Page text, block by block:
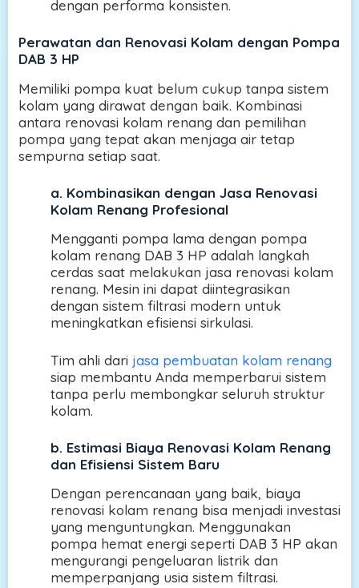
dengan performa konsisten.
Perawatan dan Renovasi Kolam dengan Pompa
DAB 3 HP
Memiliki pompa kuat belum cukup tanpa sistem
kolam yang dirawat dengan baik. Kombinasi
antara renovasi kolam renang dan pemilihan
pompa yang tepat akan menjaga air tetap
sempurna setiap saat.
a. Kombinasikan dengan Jasa Renovasi
Kolam Renang Profesional
Mengganti pompa lama dengan pompa
kolam renang DAB 3 HP adalah langkah
cerdas saat melakukan jasa renovasi kolam
renang. Mesin ini dapat diintegrasikan
dengan sistem filtrasi modern untuk
meningkatkan efisiensi sirkulasi.
Tim ahli dari jasa pembuatan kolam renang
siap membantu Anda memperbarui sistem
tanpa perlu membongkar seluruh struktur
kolam.
b. Estimasi Biaya Renovasi Kolam Renang
dan Efisiensi Sistem Baru
Dengan perencanaan yang baik, biaya
renovasi kolam renang bisa menjadi investasi
yang menguntungkan. Menggunakan
pompa hemat energi seperti DAB 3 HP akan
mengurangi pengeluaran listrik dan
memperpanjang usia sistem filtrasi.